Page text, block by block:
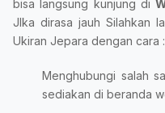
bisa langsung kunjung di
JIka dirasa jauh Silahkan
Ukiran Jepara dengan cara :
Menghubungi salah
sediakan di beranda